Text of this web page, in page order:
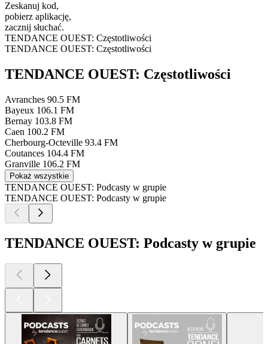
Zeskanuj kod,
pobierz aplikację,
zacznij słuchać.
TENDANCE OUEST: Częstotliwości
TENDANCE OUEST: Częstotliwości
TENDANCE OUEST: Częstotliwości
Avranches 90.5 FM
Bayeux 106.1 FM
Bernay 103.8 FM
Caen 100.2 FM
Cherbourg-Octeville 93.4 FM
Coutances 104.4 FM
Granville 106.2 FM
Pokaż wszystkie
TENDANCE OUEST: Podcasty w grupie
TENDANCE OUEST: Podcasty w grupie
TENDANCE OUEST: Podcasty w grupie